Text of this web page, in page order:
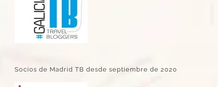
Socios de Madrid TB desde septiembre de 2020